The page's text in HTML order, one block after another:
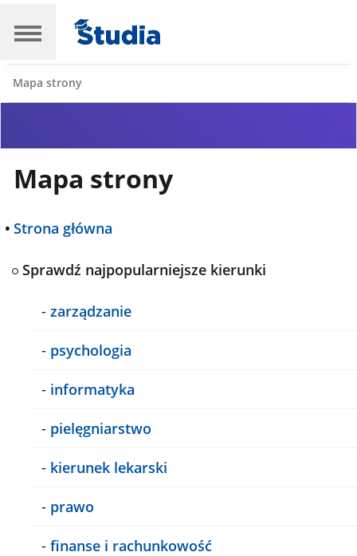
Mapa strony
Mapa strony
• Strona główna
Sprawdź najpopularniejsze kierunki
- zarządzanie
- psychologia
- informatyka
- pielęgniarstwo
- kierunek lekarski
- prawo
- finanse i rachunkowość